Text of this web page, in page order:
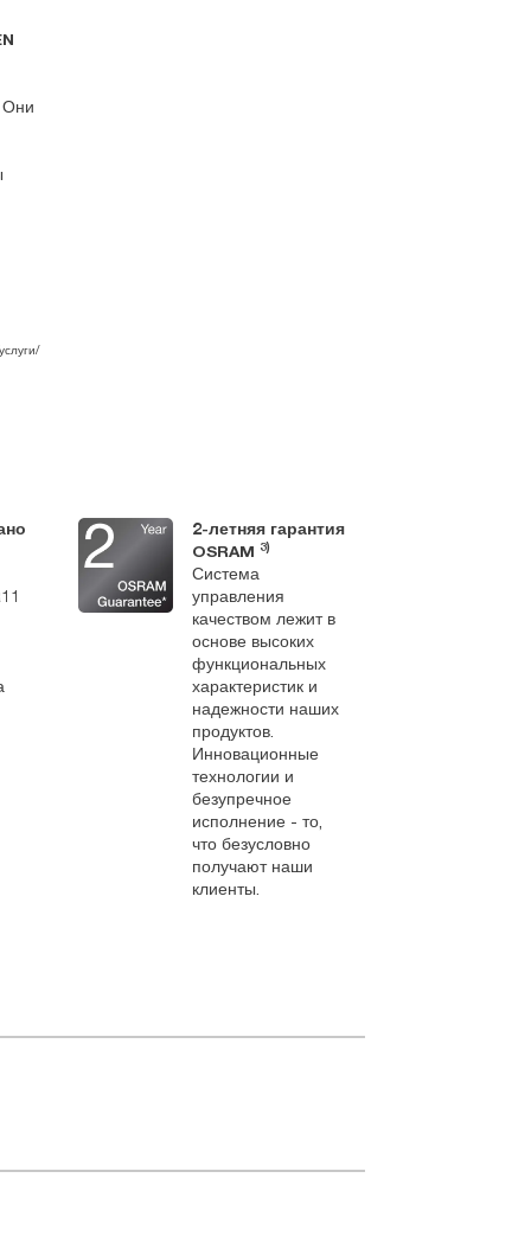
Они
2-летняя гарантия
OSRAM 3)
Система
управления
качеством лежит в
основе высоких
функциональных
характеристик и
надежности наших
продуктов.
Инновационные
технологии и
безупречное
исполнение - то,
что безусловно
получают наши
клиенты.